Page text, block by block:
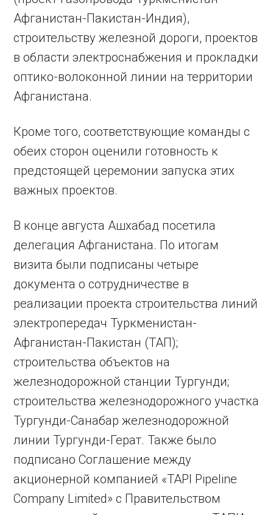
Афганистан-Пакистан-Индия),
строительству железной дороги, проектов
в области электроснабжения и прокладки
оптико-волоконной линии на территории
Афганистана.
Кроме того, соответствующие команды с
обеих сторон оценили готовность к
предстоящей церемонии запуска этих
важных проектов.
В конце августа Ашхабад посетила
делегация Афганистана. По итогам
визита были подписаны четыре
документа о сотрудничестве в
реализации проекта строительства линий
электропередач Туркменистан-
Афганистан-Пакистан (ТАП);
строительства объектов на
железнодорожной станции Тургунди;
строительства железнодорожного участка
Тургунди-Санабар железнодорожной
линии Тургунди-Герат. Также было
подписано Соглашение между
акционерной компанией «TAPI Pipeline
Company Limited» с Правительством